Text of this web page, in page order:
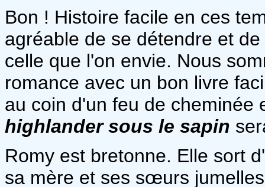
Bon ! Histoire facile en ces
agréable de se détendre et
celle que l'on envie. Nous
romance avec un bon livre
au coin d'un feu de
highlander sous le sapin
Romy est bretonne. Elle sort
sa mère et ses sœurs